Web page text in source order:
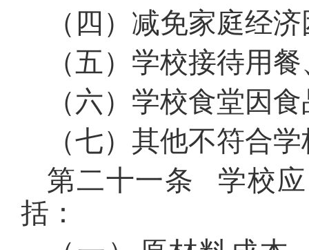
（四）减免家庭经
（五）学校接待用
（六）学校食堂因
（七）其他不符合
第二十一条 学校应
括：